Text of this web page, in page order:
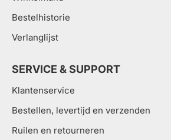
Bestelhistorie
Verlanglijst
SERVICE & SUPPORT
Klantenservice
Bestellen, levertijd en verzenden
Ruilen en retourneren